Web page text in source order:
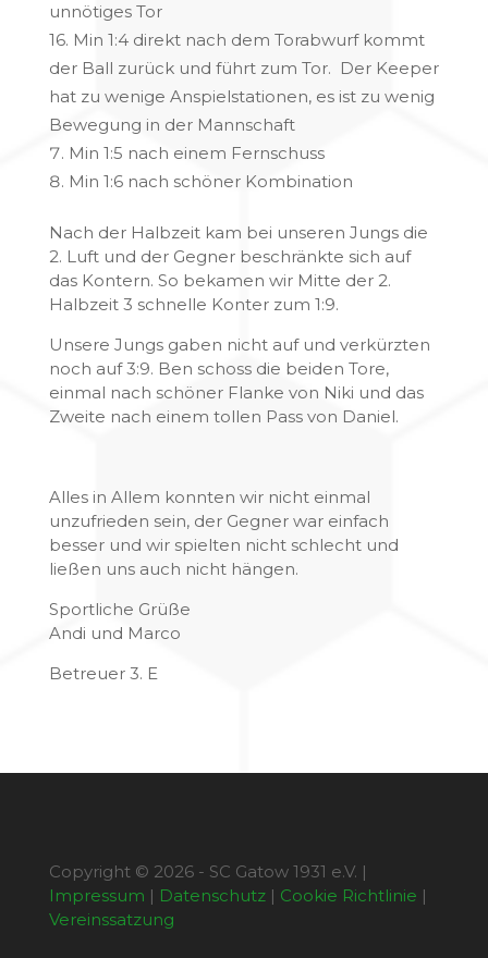
unnötiges Tor
16. Min 1:4 direkt nach dem Torabwurf kommt
der Ball zurück und führt zum Tor. Der Keeper
hat zu wenige Anspielstationen, es ist zu wenig
Bewegung in der Mannschaft
Min 1:5 nach einem Fernschuss
Min 1:6 nach schöner Kombination
Nach der Halbzeit kam bei unseren Jungs die
2. Luft und der Gegner beschränkte sich auf
das Kontern. So bekamen wir Mitte der 2.
Halbzeit 3 schnelle Konter zum 1:9.
Unsere Jungs gaben nicht auf und verkürzten
noch auf 3:9. Ben schoss die beiden Tore,
einmal nach schöner Flanke von Niki und das
Zweite nach einem tollen Pass von Daniel.
Alles in Allem konnten wir nicht einmal
unzufrieden sein, der Gegner war einfach
besser und wir spielten nicht schlecht und
ließen uns auch nicht hängen.
Sportliche Grüße
Andi und Marco
Betreuer 3. E
Copyright © 2026 - SC Gatow 1931 e.V. |
Impressum | Datenschutz| Cookie Richtlinie |
Vereinssatzung